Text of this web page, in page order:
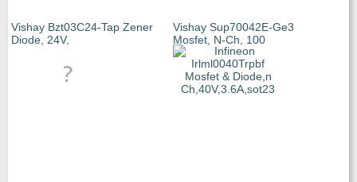
Vishay Bzt03C24-Tap Zener
Diode, 24V,
Vishay Sup70042E-Ge3
Mosfet, N-Ch, 100